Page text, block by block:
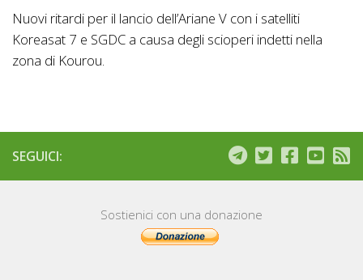
Nuovi ritardi per il lancio dell’Ariane V con i satelliti
Koreasat 7 e SGDC a causa degli scioperi indetti nella
zona di Kourou.
SEGUICI:
Sostienici con una donazione